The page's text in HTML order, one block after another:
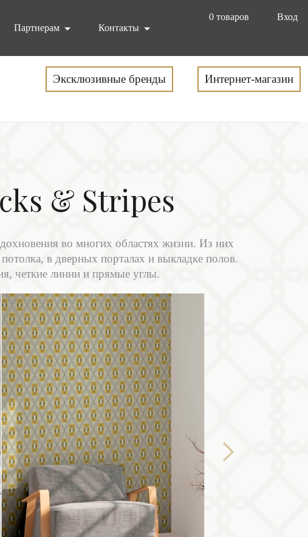
0 товаров
Вход
Партнерам Контакты
Эксклюзивные бренды Интернет-магазин
& Stripes
во многих областях жизни. Из них
в дверных порталах и выкладке полов.
четкие линии и прямые углы.
Next